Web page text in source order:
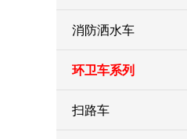
消防洒水车
环卫车系列
扫路车